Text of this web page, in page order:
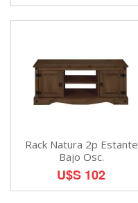
Rack Natura 2p Estante
Bajo Osc.
U$S 102